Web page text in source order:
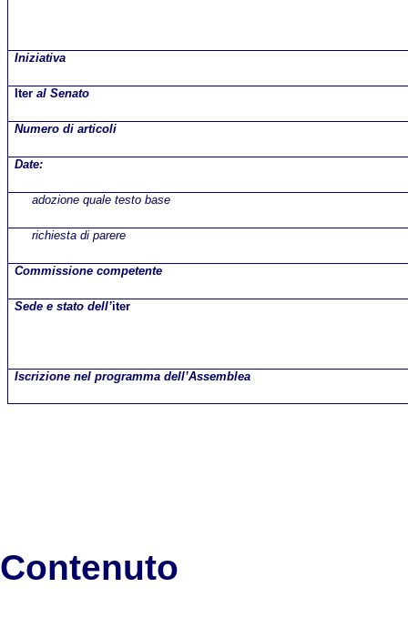
Iniziativa
Iter al Senato
Numero di articoli
Date:
adozione quale testo base
richiesta di parere
Commissione competente
Sede e stato dell’iter
Iscrizione nel programma dell’Assemblea
Contenuto